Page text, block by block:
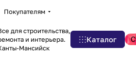
Покупателям
для строительства,
и интерьера.
Мансийск
Каталог